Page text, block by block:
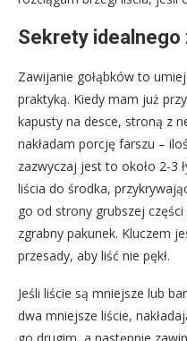
Sekrety idealnego
Zawijanie gołąbków to
praktyką. Kiedy mam już
kapusty na desce, stroną z
nakładam porcję farszu –
zazwyczaj jest to około 2-3
liścia do środka,
go od strony grubszej
zgrabny pakunek. Kluczem
przesady, aby liść nie pękł.
Jeśli liście są mniejsze lub
dwa mniejsze liście,